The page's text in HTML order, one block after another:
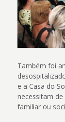
Também foi
e a Casa do
necessitam
familiar ou